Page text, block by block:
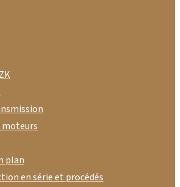
moteurs
plan
en série et procédés